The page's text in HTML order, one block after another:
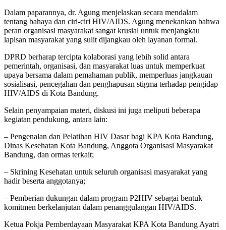
Dalam paparannya, dr. Agung menjelaskan secara mendalam
tentang bahaya dan ciri-ciri HIV/AIDS. Agung menekankan bahwa
peran organisasi masyarakat sangat krusial untuk menjangkau
lapisan masyarakat yang sulit dijangkau oleh layanan formal.
DPRD berharap tercipta kolaborasi yang lebih solid antara
pemerintah, organisasi, dan masyarakat luas untuk memperkuat
upaya bersama dalam pemahaman publik, memperluas jangkauan
sosialisasi, pencegahan dan penghapusan stigma terhadap pengidap
HIV/AIDS di Kota Bandung.
Selain penyampaian materi, diskusi ini juga meliputi beberapa
kegiatan pendukung, antara lain:
– Pengenalan dan Pelatihan HIV Dasar bagi KPA Kota Bandung,
Dinas Kesehatan Kota Bandung, Anggota Organisasi Masyarakat
Bandung, dan ormas terkait;
– Skrining Kesehatan untuk seluruh organisasi masyarakat yang
hadir beserta anggotanya;
– Pemberian dukungan dalam program P2HIV sebagai bentuk
komitmen berkelanjutan dalam penanggulangan HIV/AIDS.
Ketua Pokja Pemberdayaan Masyarakat KPA Kota Bandung Ayatri